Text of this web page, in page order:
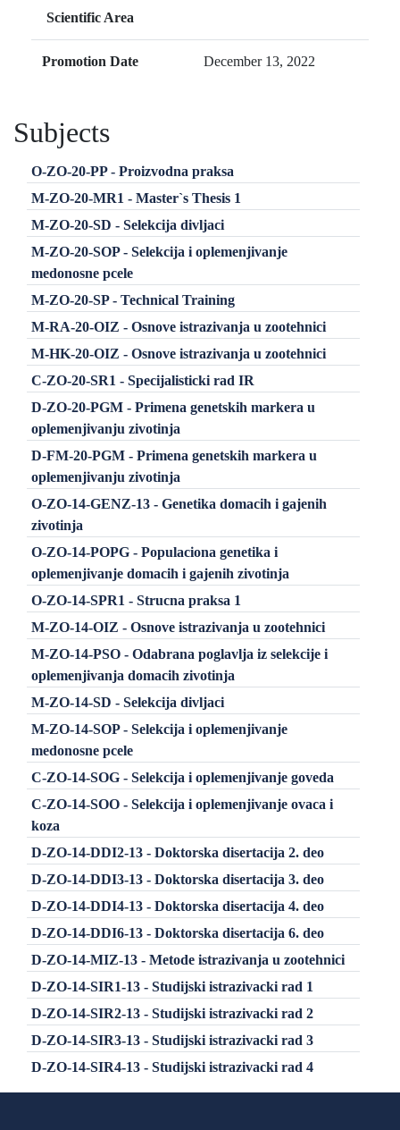
Scientific Area
Promotion Date December 13, 2022
Subjects
O-ZO-20-PP - Proizvodna praksa
M-ZO-20-MR1 - Master`s Thesis 1
M-ZO-20-SD - Selekcija divljaci
M-ZO-20-SOP - Selekcija i oplemenjivanje
medonosne pcele
M-ZO-20-SP - Technical Training
M-RA-20-OIZ - Osnove istrazivanja u zootehnici
M-HK-20-OIZ - Osnove istrazivanja u zootehnici
C-ZO-20-SR1 - Specijalisticki rad IR
D-ZO-20-PGM - Primena genetskih markera u
oplemenjivanju zivotinja
D-FM-20-PGM - Primena genetskih markera u
oplemenjivanju zivotinja
O-ZO-14-GENZ-13 - Genetika domacih i gajenih
zivotinja
O-ZO-14-POPG - Populaciona genetika i
oplemenjivanje domacih i gajenih zivotinja
O-ZO-14-SPR1 - Strucna praksa 1
M-ZO-14-OIZ - Osnove istrazivanja u zootehnici
M-ZO-14-PSO - Odabrana poglavlja iz selekcije i
oplemenjivanja domacih zivotinja
M-ZO-14-SD - Selekcija divljaci
M-ZO-14-SOP - Selekcija i oplemenjivanje
medonosne pcele
C-ZO-14-SOG - Selekcija i oplemenjivanje goveda
C-ZO-14-SOO - Selekcija i oplemenjivanje ovaca i
koza
D-ZO-14-DDI2-13 - Doktorska disertacija 2. deo
D-ZO-14-DDI3-13 - Doktorska disertacija 3. deo
D-ZO-14-DDI4-13 - Doktorska disertacija 4. deo
D-ZO-14-DDI6-13 - Doktorska disertacija 6. deo
D-ZO-14-MIZ-13 - Metode istrazivanja u zootehnici
D-ZO-14-SIR1-13 - Studijski istrazivacki rad 1
D-ZO-14-SIR2-13 - Studijski istrazivacki rad 2
D-ZO-14-SIR3-13 - Studijski istrazivacki rad 3
D-ZO-14-SIR4-13 - Studijski istrazivacki rad 4